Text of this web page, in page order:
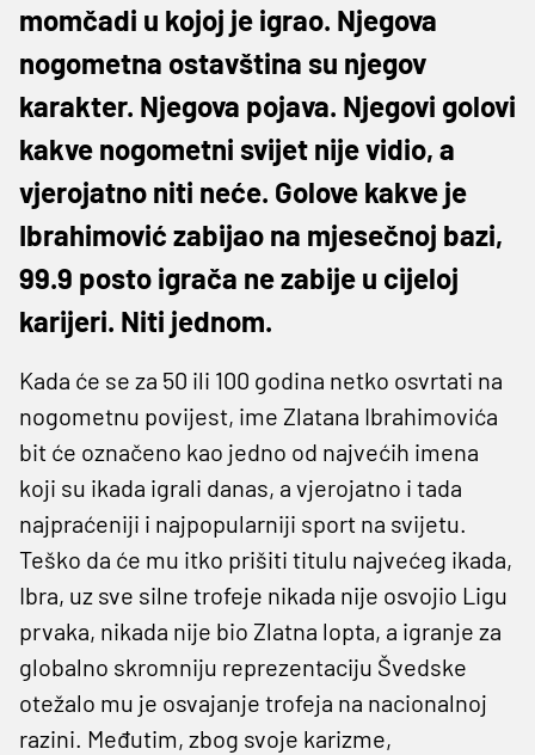
momčadi u kojoj je igrao. Njegova
nogometna ostavština su njegov
karakter. Njegova pojava. Njegovi golovi
kakve nogometni svijet nije vidio, a
vjerojatno niti neće. Golove kakve je
Ibrahimović zabijao na mjesečnoj bazi,
99.9 posto igrača ne zabije u cijeloj
karijeri. Niti jednom.
Kada će se za 50 ili 100 godina netko osvrtati na
nogometnu povijest, ime Zlatana Ibrahimovića
bit će označeno kao jedno od najvećih imena
koji su ikada igrali danas, a vjerojatno i tada
najpraćeniji i najpopularniji sport na svijetu.
Teško da će mu itko prišiti titulu najvećeg ikada,
Ibra, uz sve silne trofeje nikada nije osvojio Ligu
prvaka, nikada nije bio Zlatna lopta, a igranje za
globalno skromniju reprezentaciju Švedske
otežalo mu je osvajanje trofeja na nacionalnoj
razini. Međutim, zbog svoje karizme,